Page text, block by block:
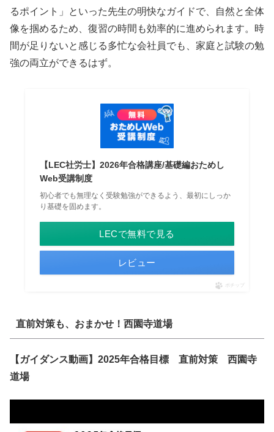
るポイント」といった先生の明快なガイドで、自然と全体
像を掴めるため、復習の時間も効率的に進められます。時
間が足りないと感じる多忙な会社員でも、家庭と試験の勉
強の両立ができるはず。
【LEC社労士】2026年合格講座/基礎編おためし
Web受講制度
初心者でも無理なく受験勉強ができるよう、最初にしっか
り基礎を固めます。
LECで無料で見る
レビュー
ポチップ
直前対策も、おまかせ！西園寺道場
【ガイダンス動画】2025年合格目標 直前対策 西園寺
道場